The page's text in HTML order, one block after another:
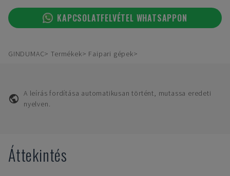
KAPCSOLATFELVÉTEL WHATSAPPON
GINDUMAC Termékek Faipari gépek
A leírás fordítása automatikusan történt, mutassa eredeti
nyelven.
Áttekintés